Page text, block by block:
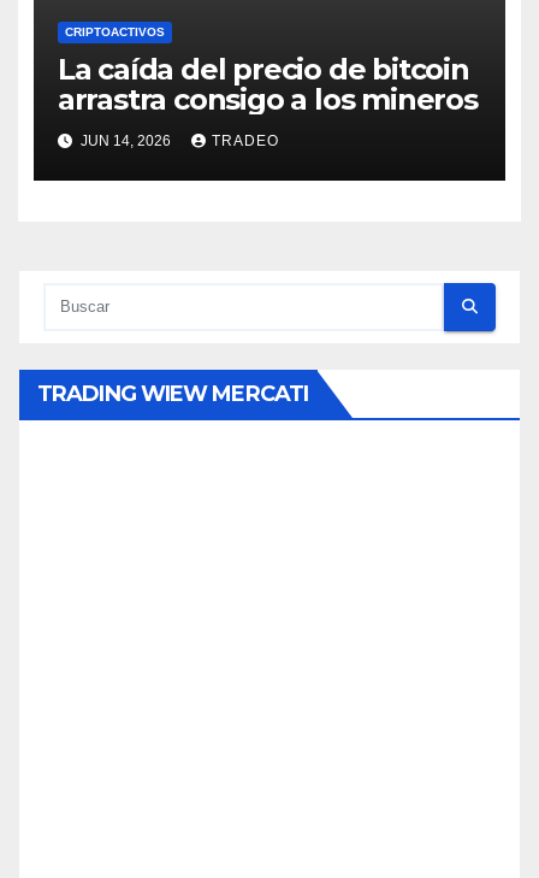
CRIPTOACTIVOS
La caída del precio de bitcoin
arrastra consigo a los mineros
JUN 14, 2026 TRADEO
TRADING WIEW MERCATI